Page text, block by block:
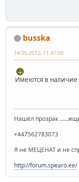
busska
14.05.2012, 11:47:00
Имеются в наличие
Нашёл прозрак
+447562783073
Я не МЕЦЕНАТ и не
http://forum.spearo.ee/